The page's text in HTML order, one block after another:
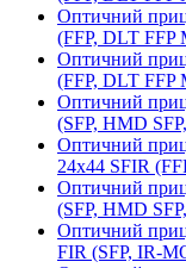
Оптичний
(FFP, DLT
Оптичний
(FFP, DLT
Оптичний
(SFP, HMD
Оптичний
24x44 SFIR
Оптичний
(SFP, HMD
Оптичний
FIR (SFP, IR-